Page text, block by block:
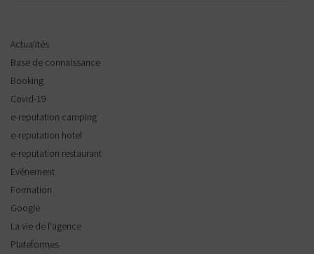
Actualités
Base de connaissance
Booking
Covid-19
e-reputation camping
e-reputation hotel
e-reputation restaurant
Evénement
Formation
Google
La vie de l'agence
Plateformes